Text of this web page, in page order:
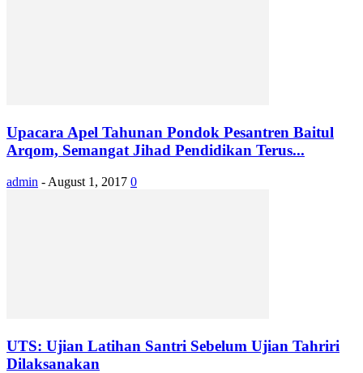
Upacara Apel Tahunan Pondok Pesantren Baitul
Arqom, Semangat Jihad Pendidikan Terus...
admin - August 1, 2017 0
UTS: Ujian Latihan Santri Sebelum Ujian Tahriri
Dilaksanakan